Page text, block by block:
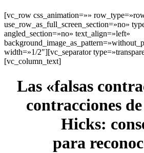
[vc_row css_animation=»»
use_row_as_full_screen_section=»no»
angled_section=»no» text_align=»left»
width=»1/2″][vc_separator
[vc_column_text]
Las «falsas
contracciones
Hicks:
para